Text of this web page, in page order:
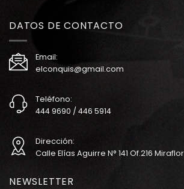
DATOS DE CONTACTO
Email:
elconquis@gmail.com
Teléfono:
444 9690 / 446 5914
Dirección:
Calle Elías Aguirre N° 141 Of.216
NEWSLETTER